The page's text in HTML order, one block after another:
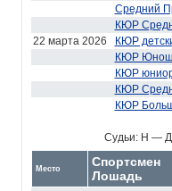
Средний
КЮР
22 марта 2026
КЮР
КЮР
КЮР
КЮР
КЮР
Судьи: H —
Место
Спортсмен
Лошадь